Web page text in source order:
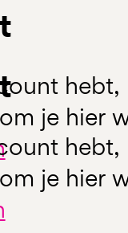
hebt,
je hier
hebt,
je hier